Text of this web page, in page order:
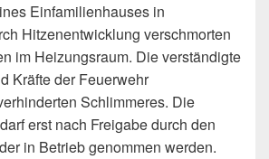
Einfamilienhauses in
Hitzenentwicklung verschmorten
im Heizungsraum. Die verständigte
Kräfte der Feuerwehr
Schlimmeres. Die
erst nach Freigabe durch den
in Betrieb genommen werden.